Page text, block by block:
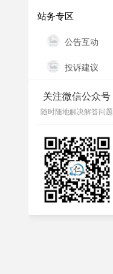
站务专区
公告互动
投诉建议
关注微信公众号
随时随地解决解答问题